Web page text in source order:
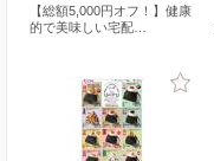
【総額5,000円オフ！】健康
的で美味しい宅配…